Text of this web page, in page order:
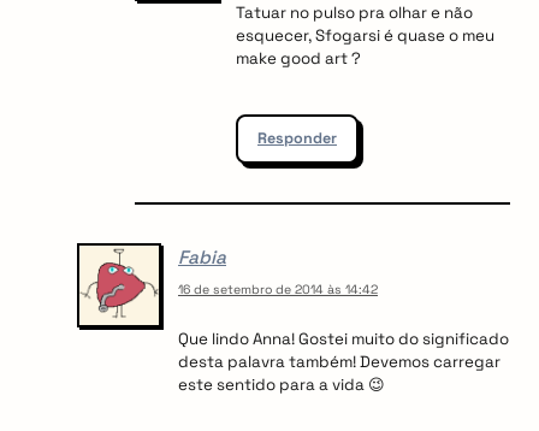
Tatuar no pulso pra olhar e não
esquecer, Sfogarsi é quase o meu
make good art ?
Responder
Fabia
16 de setembro de 2014 às 14:42
Que lindo Anna! Gostei muito do significado
desta palavra também! Devemos carregar
este sentido para a vida 😉